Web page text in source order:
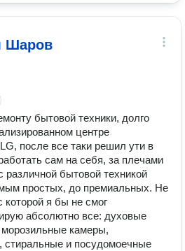
Шаров
бытовой техники, долго
центре
после все таки решил ути в
сам на себя, за плечами
бытовой техникой
простых, до премиальных. Не
я бы не смог
абсолютно все: духовые
камеры,
и посудомоечные